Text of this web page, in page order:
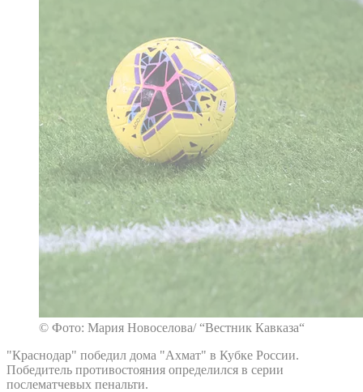
© Фото: Мария Новоселова/ “Вестник Кавказа“
"Краснодар" победил дома "Ахмат" в Кубке России.
Победитель противостояния определился в серии
послематчевых пенальти.